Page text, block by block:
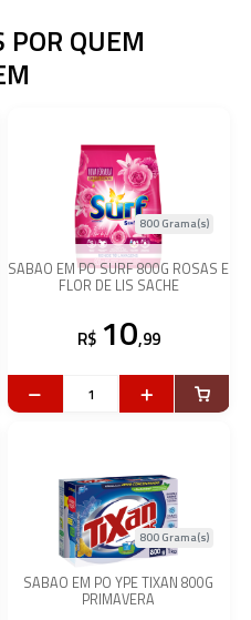
POR QUEM
SABAO EM PO SURF 800G ROSAS E
FLOR DE LIS SACHE
800 Grama(s)
R$ 10,99
SABAO EM PO YPE TIXAN 800G
PRIMAVERA
800 Grama(s)